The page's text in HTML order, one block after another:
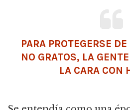
PARA PROTEGERSE
NO GRATOS, LA
LA CARA CON